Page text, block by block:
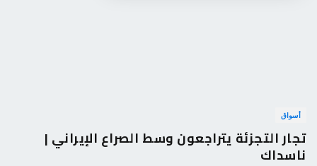
أسواق
تجار التجزئة يتراجعون وسط الصراع الإيراني |
ناسداك